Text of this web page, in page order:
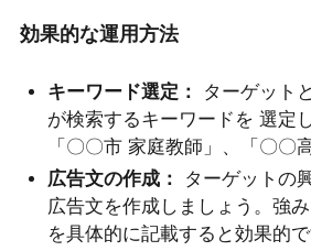
効果的な運用方法
キーワード選定：
ターゲット
が検索するキーワードを 選定
「〇〇市 家庭教師」、「〇〇
広告文の作成：
ターゲットの
広告文を作成しましょう。強
を具体的に記載すると効果的で